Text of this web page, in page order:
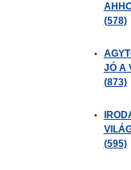
(578)
JÓ A
(873)
(595)